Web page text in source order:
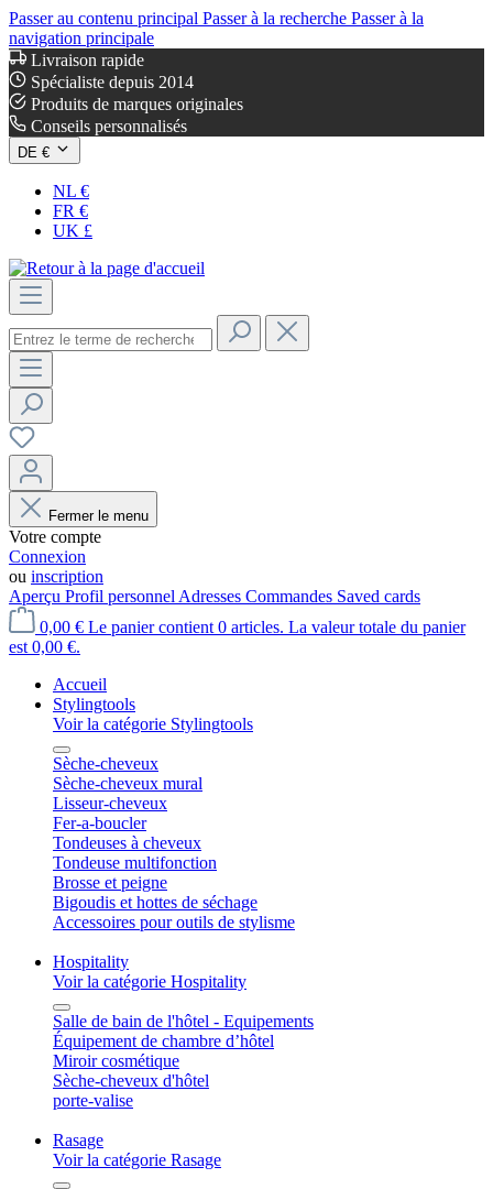
Passer au contenu principal Passer à la recherche Passer à la
navigation principale
Livraison rapide
Spécialiste depuis 2014
Produits de marques originales
Conseils personnalisés
DE €
NL €
FR €
UK £
Fermer le menu
Votre compte
Connexion
ou inscription
Aperçu Profil personnel Adresses Commandes Saved cards
0,00 € Le panier contient 0 articles. La valeur totale du panier
est 0,00 €.
Accueil
Stylingtools
Voir la catégorie Stylingtools
Sèche-cheveux
Sèche-cheveux mural
Lisseur-cheveux
Fer-a-boucler
Tondeuses à cheveux
Tondeuse multifonction
Brosse et peigne
Bigoudis et hottes de séchage
Accessoires pour outils de stylisme
Hospitality
Voir la catégorie Hospitality
Salle de bain de l'hôtel - Equipements
Équipement de chambre d’hôtel
Miroir cosmétique
Sèche-cheveux d'hôtel
porte-valise
Rasage
Voir la catégorie Rasage